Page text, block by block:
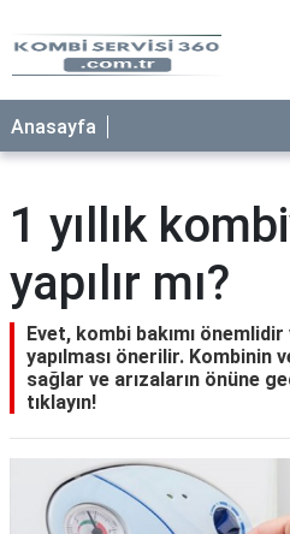
Anasayfa
1 yıllık
yapılır mı?
Evet, kombi bakımı önemlidir
yapılması önerilir. Kombinin
sağlar ve arızaların önüne
tıklayın!